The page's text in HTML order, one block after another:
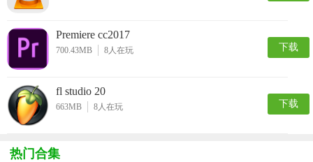
Premiere cc2017
700.43MB 8人在玩 下载
fl studio 20
663MB 8人在玩 下载
热门合集